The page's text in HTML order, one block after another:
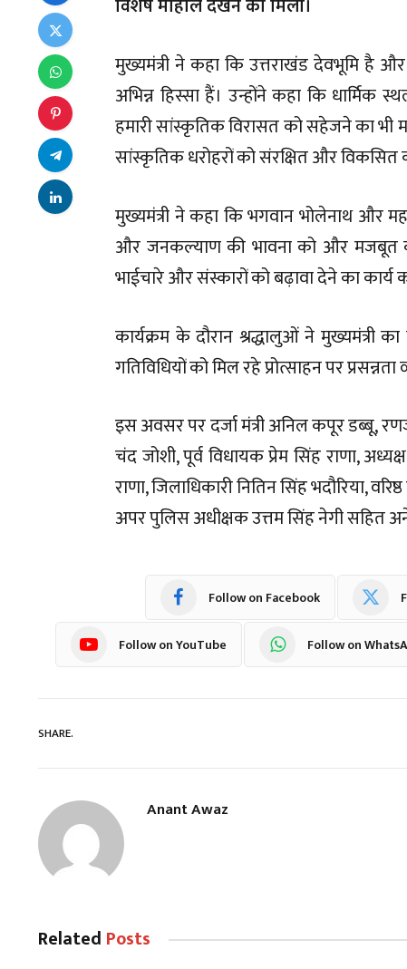
विशेष माहौल देखने को मिला।
मुख्यमंत्री ने कहा कि उत्तराखंड देवभूमि है
अभिन्न हिस्सा हैं। उन्होंने कहा कि
हमारी सांस्कृतिक विरासत को सहेजने का भी
सांस्कृतिक धरोहरों को संरक्षित और विकसित
मुख्यमंत्री ने कहा कि भगवान भोलेनाथ और
और जनकल्याण की भावना को और मजबूत
भाईचारे और संस्कारों को बढ़ावा देने का कार्य
कार्यक्रम के दौरान श्रद्धालुओं ने मुख्यमंत्री
गतिविधियों को मिल रहे प्रोत्साहन पर प्रसन्नता
इस अवसर पर दर्जा मंत्री अनिल कपूर डब्बू,
चंद जोशी, पूर्व विधायक प्रेम सिंह राणा,
राणा, जिलाधिकारी नितिन सिंह भदौरिया,
अपर पुलिस अधीक्षक उत्तम सिंह नेगी सहित
Follow on Facebook
Follow on YouTube Follow on
SHARE.
Anant Awaz
Related Posts